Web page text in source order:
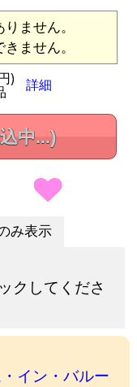
ません。
ません。
) 詳細
中...)
み表示
クしてくださ
イン・バルー